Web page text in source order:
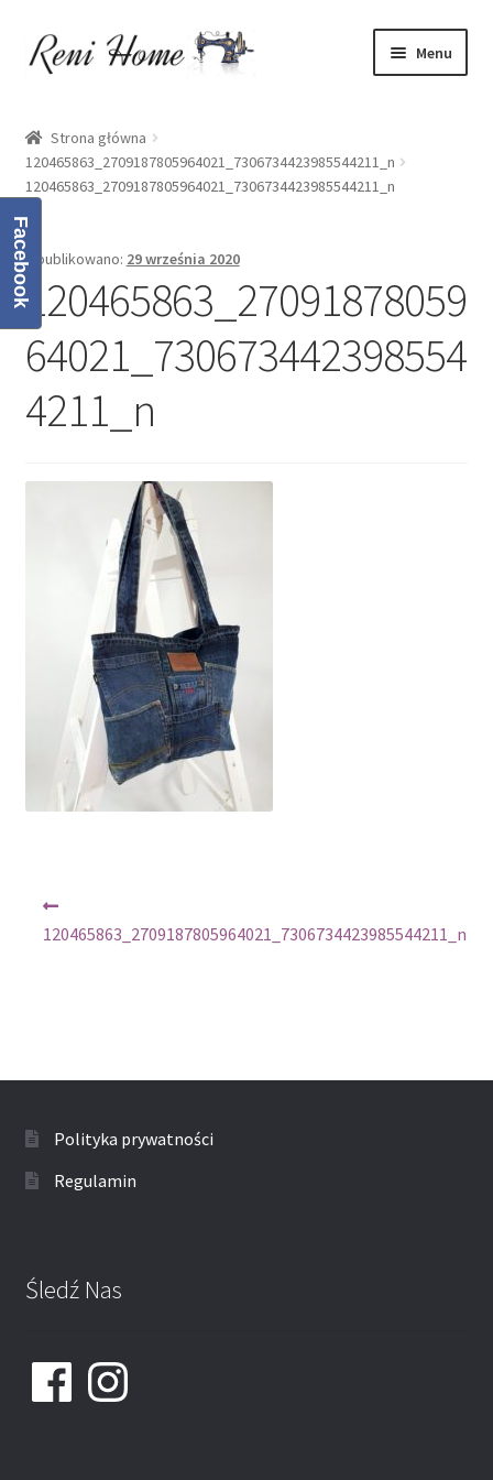
Przejdź
do
Przejdź
do
Menu
Kontakt
Koszyk
Moje konto
O mnie
Oferta
Zamówienie
Strona główna
120465863_2709187805964021_7306734423985544211_n
120465863_2709187805964021_7306734423985544211_n
Opublikowano: 29 września 2020
120465863_27091878059
64021_730673442398554
4211_n
Nawigacja
wpisu
wpis:
120465863_2709187805964021_7306734423985544211_n
Polityka prywatności
Regulamin
Śledź Nas
FacebookInstagram
Facebook